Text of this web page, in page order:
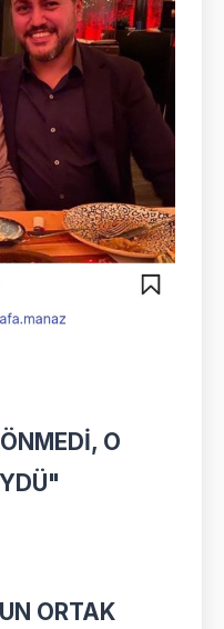
O
ORTAK